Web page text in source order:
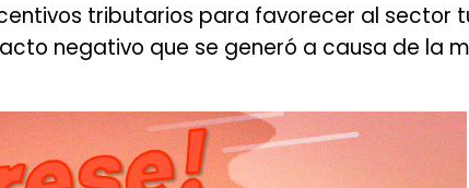
tributarios para favorecer al sector
negativo que se generó a causa de la